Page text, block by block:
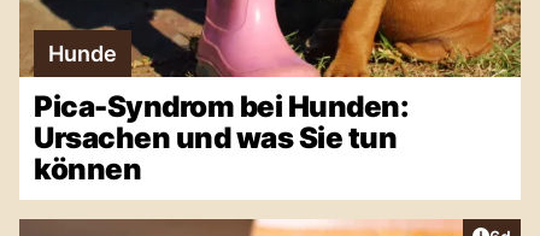
Hunde
Pica-Syndrom bei Hunden:
Ursachen und was Sie tun
können